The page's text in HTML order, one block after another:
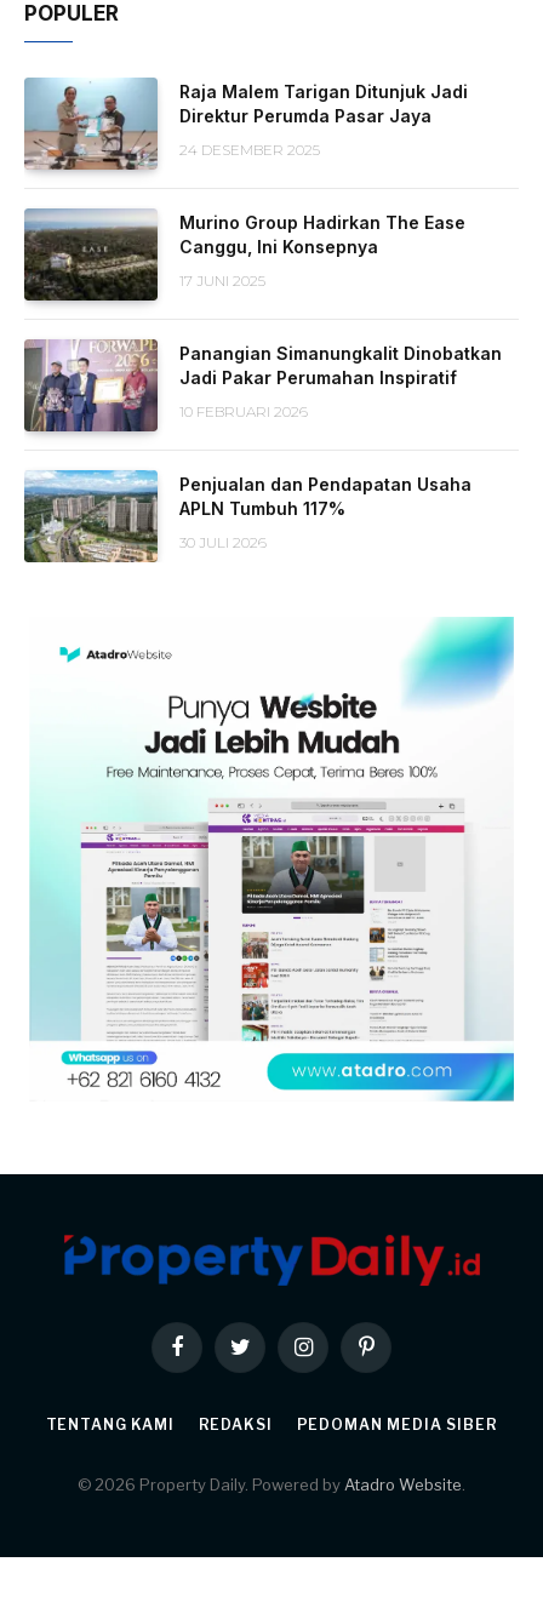
POPULER
Raja Malem Tarigan Ditunjuk Jadi
Direktur Perumda Pasar Jaya
24 DESEMBER 2025
Murino Group Hadirkan The Ease
Canggu, Ini Konsepnya
17 JUNI 2025
Panangian Simanungkalit Dinobatkan
Jadi Pakar Perumahan Inspiratif
10 FEBRUARI 2026
Penjualan dan Pendapatan Usaha
APLN Tumbuh 117%
30 JULI 2026
FacebookTwitter InstagramPinterest
TENTANG KAMI REDAKSI PEDOMAN MEDIA SIBER
© 2026 Property Daily. Powered byAtadro Website.